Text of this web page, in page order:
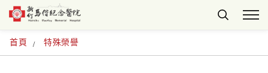
首頁 特殊榮譽